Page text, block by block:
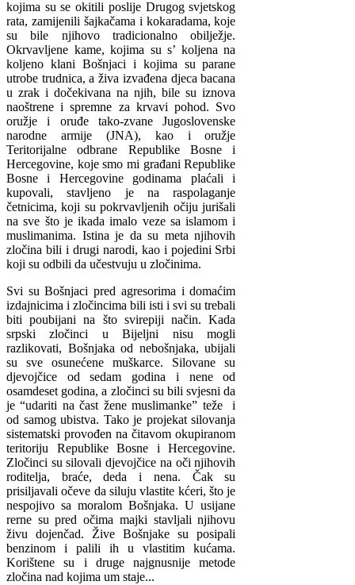
kojima su se okitili poslije Drugog svjetskog
rata, zamijenili šajkačama i kokaradama, koje
su bile njihovo tradicionalno obilježje.
Okrvavljene kame, kojima su s’ koljena na
koljeno klani Bošnjaci i kojima su parane
utrobe trudnica, a živa izvađena djeca bacana
u zrak i dočekivana na njih, bile su iznova
naoštrene i spremne za krvavi pohod. Svo
oružje i oruđe tako-zvane Jugoslovenske
narodne armije (JNA), kao i oružje
Teritorijalne odbrane Republike Bosne i
Hercegovine, koje smo mi građani Republike
Bosne i Hercegovine godinama plaćali i
kupovali, stavljeno je na raspolaganje
četnicima, koji su pokrvavljenih očiju jurišali
na sve što je ikada imalo veze sa islamom i
muslimanima. Istina je da su meta njihovih
zločina bili i drugi narodi, kao i pojedini Srbi
koji su odbili da učestvuju u zločinima.
Svi su Bošnjaci pred agresorima i domaćim
izdajnicima i zločincima bili isti i svi su trebali
biti poubijani na što svirepiji način. Kada
srpski zločinci u Bijeljni nisu mogli
razlikovati, Bošnjaka od nebošnjaka, ubijali
su sve osunećene muškarce. Silovane su
djevojčice od sedam godina i nene od
osamdeset godina, a zločinci su bili svjesni da
je “udariti na čast žene muslimanke” teže i
od samog ubistva. Tako je projekat silovanja
sistematski provođen na čitavom okupiranom
teritoriju Republike Bosne i Hercegovine.
Zločinci su silovali djevojčice na oči njihovih
roditelja, braće, deda i nena. Čak su
prisiljavali očeve da siluju vlastite kćeri, što je
nespojivo sa moralom Bošnjaka. U usijane
rerne su pred očima majki stavljali njihovu
živu dojenčad. Žive Bošnjake su posipali
benzinom i palili ih u vlastitim kućama.
Korištene su i druge najgnusnije metode
zločina nad kojima um staje...